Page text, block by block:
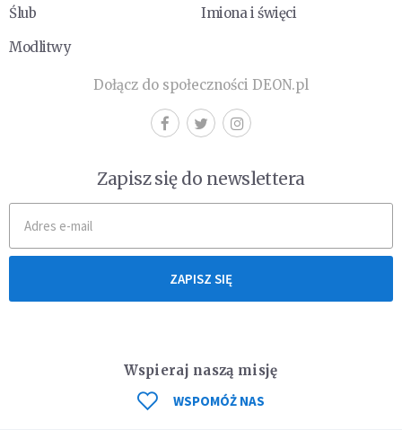
Ślub
Imiona i święci
Modlitwy
Dołącz do społeczności DEON.pl
Zapisz się do newslettera
ZAPISZ SIĘ
Wspieraj naszą misję
WSPOMÓŻ NAS